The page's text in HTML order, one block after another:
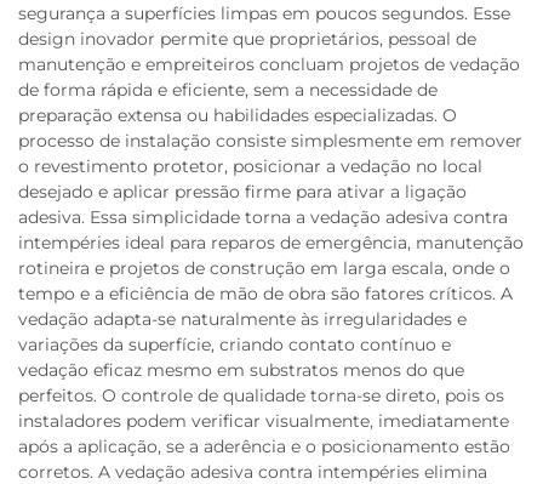
segurança a superfícies limpas em poucos segundos. Esse
design inovador permite que proprietários, pessoal de
manutenção e empreiteiros concluam projetos de vedação
de forma rápida e eficiente, sem a necessidade de
preparação extensa ou habilidades especializadas. O
processo de instalação consiste simplesmente em remover
o revestimento protetor, posicionar a vedação no local
desejado e aplicar pressão firme para ativar a ligação
adesiva. Essa simplicidade torna a vedação adesiva contra
intempéries ideal para reparos de emergência, manutenção
rotineira e projetos de construção em larga escala, onde o
tempo e a eficiência de mão de obra são fatores críticos. A
vedação adapta-se naturalmente às irregularidades e
variações da superfície, criando contato contínuo e
vedação eficaz mesmo em substratos menos do que
perfeitos. O controle de qualidade torna-se direto, pois os
instaladores podem verificar visualmente, imediatamente
após a aplicação, se a aderência e o posicionamento estão
corretos. A vedação adesiva contra intempéries elimina